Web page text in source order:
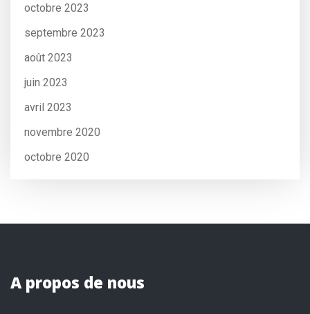
octobre 2023
septembre 2023
août 2023
juin 2023
avril 2023
novembre 2020
octobre 2020
A propos de nous